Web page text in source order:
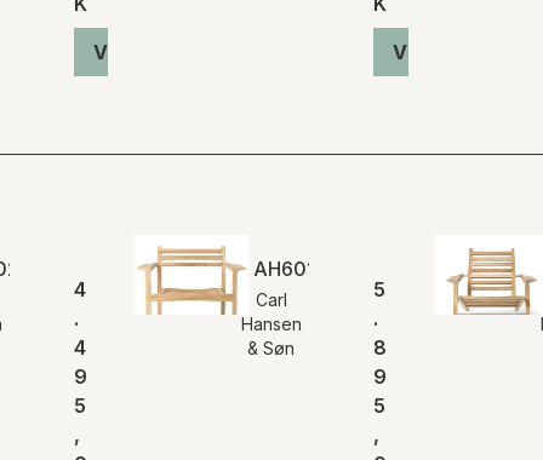
Vis produkt
Vis produkt
| Outdoor Spisebordsstol med armlæn
4
.
4
9
5
,
AH601 | Outdoor Loungestol
Carl
Hansen
& Søn
5
.
8
9
5
,